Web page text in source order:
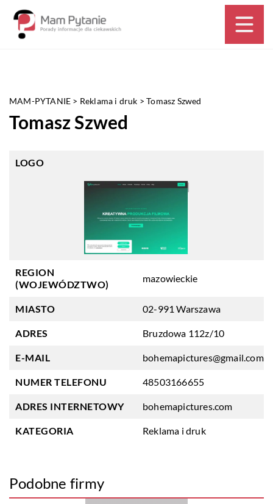
MAM-PYTANIE > Reklama i druk >Tomasz Szwed
Tomasz Szwed
LOGO
REGION
(WOJEWÓDZTWO)
mazowieckie
MIASTO 02-991 Warszawa
ADRES Bruzdowa 112z/10
E-MAIL bohemapictures@gmail.com
NUMER TELEFONU 48503166655
ADRES INTERNETOWY bohemapictures.com
KATEGORIA Reklama i druk
Podobne firmy